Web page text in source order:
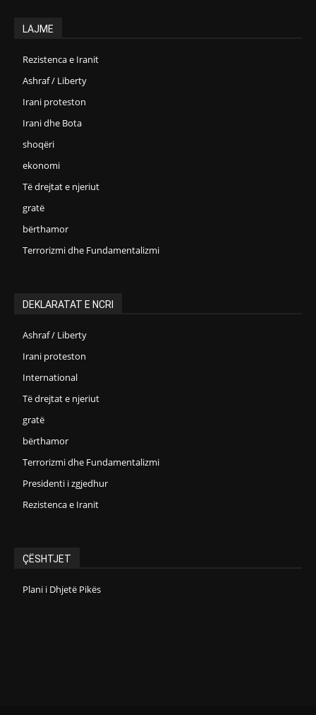
LAJME
Rezistenca e Iranit
Ashraf / Liberty
Irani proteston
Irani dhe Bota
shoqëri
ekonomi
Të drejtat e njeriut
gratë
bërthamor
Terrorizmi dhe Fundamentalizmi
DEKLARATAT E NCRI
Ashraf / Liberty
Irani proteston
International
Të drejtat e njeriut
gratë
bërthamor
Terrorizmi dhe Fundamentalizmi
Presidenti i zgjedhur
Rezistenca e Iranit
ÇËSHTJET
Plani i Dhjetë Pikës